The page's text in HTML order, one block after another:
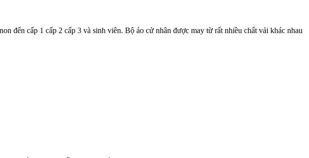
đến cấp 1 cấp 2 cấp 3 và sinh viên. Bộ áo cử nhân được may từ rất nhiều chất vải khác nhau